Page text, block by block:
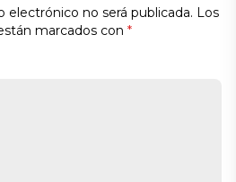
electrónico no será publicada. Los
marcados con *